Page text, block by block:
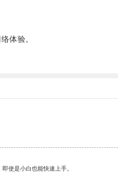
体验。
使是小白也能快速上手。